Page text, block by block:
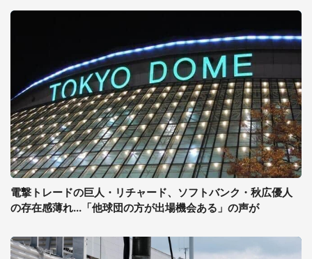
電撃トレードの巨人・リチャード、ソフトバンク・秋広優人
の存在感薄れ...「他球団の方が出場機会ある」の声が